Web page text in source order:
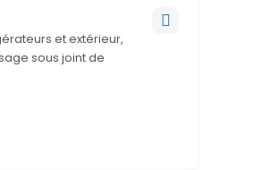
et extérieur,
sous joint de